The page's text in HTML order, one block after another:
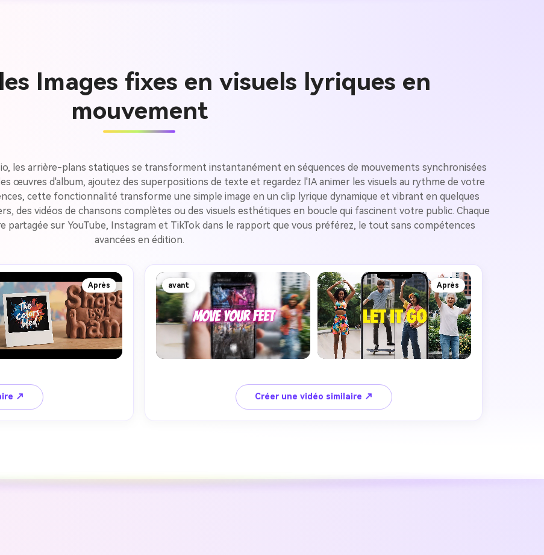
Images fixes en visuels lyriques en
mouvement
les arrière-plans statiques se transforment instantanément en séquences de mouvements synchronisées
œuvres d'album, ajoutez des superpositions de texte et regardez l'IA animer les visuels au rythme de votre
cette fonctionnalité transforme une simple image en un clip lyrique dynamique et vibrant en quelques
des vidéos de chansons complètes ou des visuels esthétiques en boucle qui fascinent votre public. Chaque
sur YouTube, Instagram et TikTok dans le rapport que vous préférez, le tout sans compétences
avancées en édition.
Après
↗
avant Après
Créer une vidéo similaire ↗